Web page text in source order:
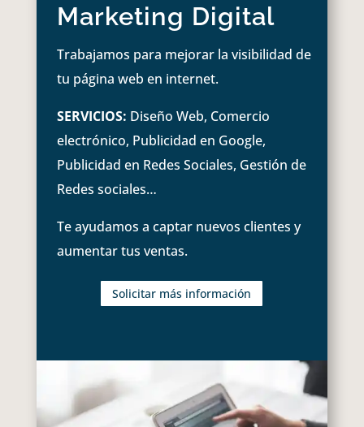
Marketing Digital
Trabajamos para mejorar la visibilidad de
tu página web en internet.
SERVICIOS: Diseño Web, Comercio
electrónico, Publicidad en Google,
Publicidad en Redes Sociales, Gestión de
Redes sociales…
Te ayudamos a captar nuevos clientes y
aumentar tus ventas.
Solicitar más información